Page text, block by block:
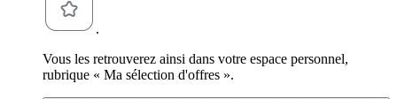
.
Vous les retrouverez ainsi dans votre espace personnel,
rubrique « Ma sélection d'offres ».